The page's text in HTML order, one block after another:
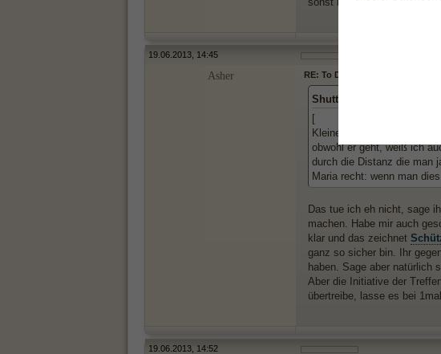
19.06.2013, 14:45
Asher RE: To Do Liste wichtiger als
Shutterfly schrieb:
[
Kleiner Tipp am rande:
obwohl er geht, weiß ich
durch die Distanz die man
Maria recht: wenn man
Das tue ich eh nicht, sage
machen. Habe mir auch
klar und das zeichnet
ganz so sicher bin. Ihr
haben. Sage aber natürlich
Aber die Initiative der
übertreibe, lasse es bei
19.06.2013, 14:52